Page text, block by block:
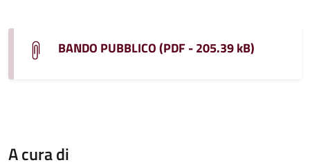
BANDO PUBBLICO (PDF - 205.39 kB)
A cura di